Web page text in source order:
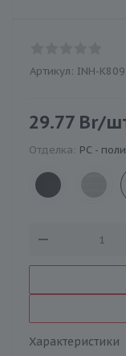
Артикул: INH-
29.77 Br/
Отделка: PC -
Характеристики